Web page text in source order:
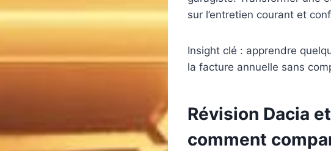
sur l’entretien courant et
Insight clé : apprendre
la facture annuelle sans
Révision Dacia
comment